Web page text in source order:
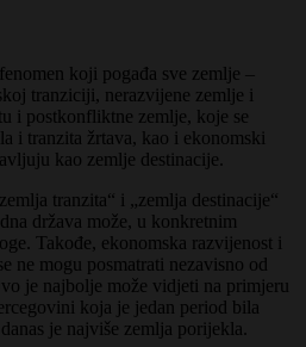
koji pogađa sve zemlje –
tranziciji, nerazvijene zemlje i
i postkonfliktne zemlje, koje se
i tranzita žrtava, kao i ekonomski
kao zemlje destinacije.
tranzita“ i „zemlja destinacije“
država može, u konkretnim
Takođe, ekonomska razvijenost i
ne mogu posmatrati nezavisno od
je najbolje može vidjeti na primjeru
koja je jedan period bila
je najviše zemlja porijekla.